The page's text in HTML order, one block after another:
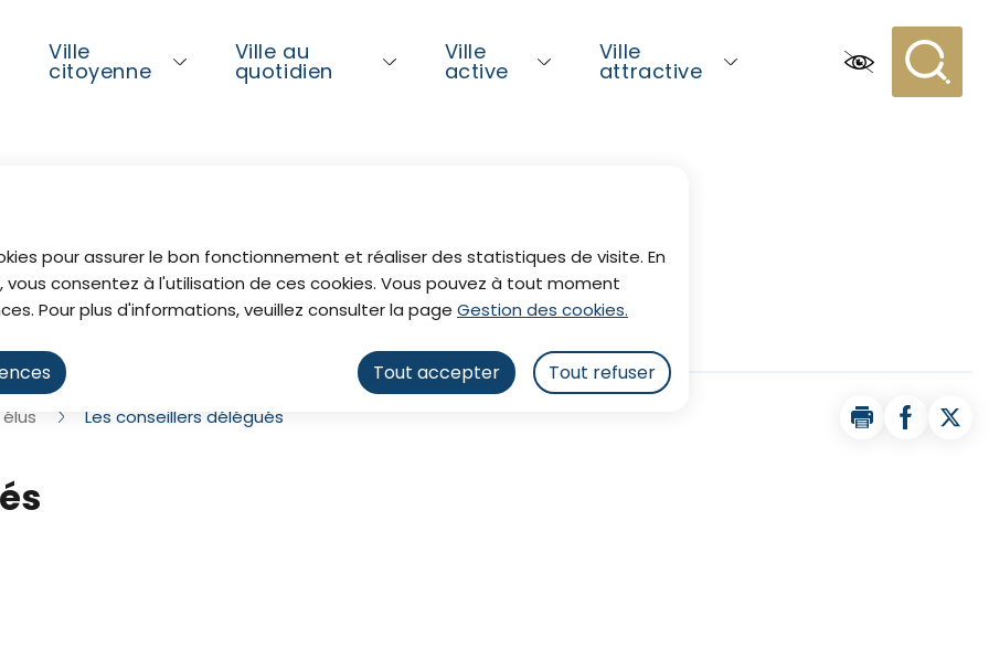
pour assurer le bon fonctionnement et réaliser des statistiques de visite. En
vous consentez à l'utilisation de ces cookies. Vous pouvez à tout moment
Pour plus d'informations, veuillez consulter la page Gestion des cookies.
Tout accepter Tout refuser
principal Consulter le plan du site
Ville
citoyenne
Ville au
quotidien
Ville
active
Ville
attractive
Les conseillers délégués Imprimer la
Partager